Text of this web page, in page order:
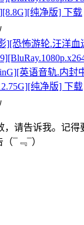
纯净版] 下载
][恐怖游轮.汪洋血
英语音轨.内封
纯净版] 下载
，请告诉我。记得
（¯﹃¯）